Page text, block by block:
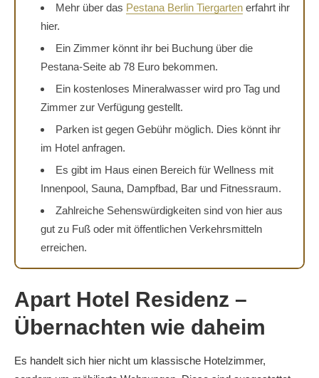
Mehr über das Pestana Berlin Tiergarten erfahrt ihr
hier.
Ein Zimmer könnt ihr bei Buchung über die
Pestana-Seite ab 78 Euro bekommen.
Ein kostenloses Mineralwasser wird pro Tag und
Zimmer zur Verfügung gestellt.
Parken ist gegen Gebühr möglich. Dies könnt ihr
im Hotel anfragen.
Es gibt im Haus einen Bereich für Wellness mit
Innenpool, Sauna, Dampfbad, Bar und Fitnessraum.
Zahlreiche Sehenswürdigkeiten sind von hier aus
gut zu Fuß oder mit öffentlichen Verkehrsmitteln
erreichen.
Apart Hotel Residenz –
Übernachten wie daheim
Es handelt sich hier nicht um klassische Hotelzimmer,